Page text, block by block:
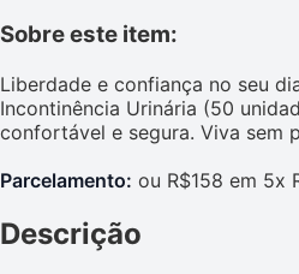
Sobre este item:
Liberdade e confiança no seu
Incontinência Urinária (50
confortável e segura. Viva sem
Parcelamento: ou R$158 em 5x
Descrição